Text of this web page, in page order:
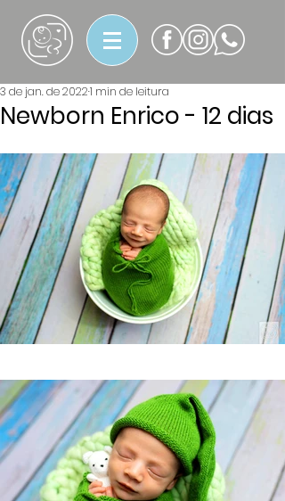
Newborn Enrico - 12 dias
3 de jan. de 20221 min de leitura